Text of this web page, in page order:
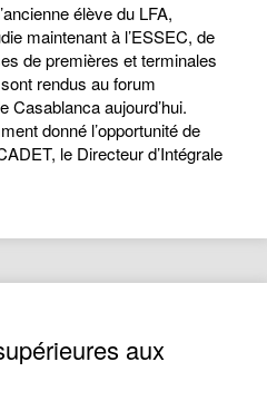
élève du LFA,
maintenant à l’ESSEC, de
de premières et terminales
rendus au forum
Casablanca aujourd’hui.
donné l’opportunité de
le Directeur d’Intégrale
aux